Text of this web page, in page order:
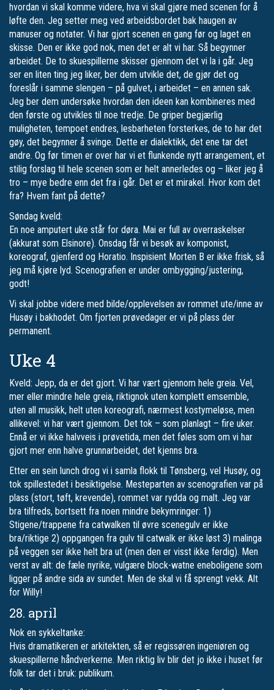
hvordan vi skal komme videre, hva vi skal gjøre med scenen for å
løfte den. Jeg setter meg ved arbeidsbordet bak haugen av
manuser og notater. Vi har gjort scenen en gang før og laget en
skisse. Den er ikke god nok, men det er alt vi har. Så begynner
arbeidet. De to skuespillerne skisser gjennom det vi la i går. Jeg
ser en liten ting jeg liker, ber dem utvikle det, de gjør det og
foreslår i samme slengen – på gulvet, i arbeidet – en annen sak.
Jeg ber dem undersøke hvordan den ideen kan kombineres med
den første og utvikles til noe tredje. De griper begjærlig
muligheten, tempoet endres, lesbarheten forsterkes, de to har det
gøy, det begynner å svinge. Dette er dialektikk, det ene tar det
andre. Og før timen er over har vi et flunkende nytt arrangement, et
stilig forslag til hele scenen som er helt annerledes og – liker jeg å
tro – mye bedre enn det fra i går. Det er et mirakel. Hvor kom det
fra? Hvem fant på dette?
Søndag kveld:
En noe amputert uke står for døra. Mai er full av overraskelser
(akkurat som Elsinore). Onsdag får vi besøk av komponist,
koreograf, gjenferd og Horatio. Inspisient Morten B er ikke frisk, så
jeg må kjøre lyd. Scenografien er under ombygging/justering,
godt!
Vi skal jobbe videre med bilde/opplevelsen av rommet ute/inne av
Husøy i bakhodet. Om fjorten prøvedager er vi på plass der
permanent.
Uke 4
Kveld: Jepp, da er det gjort. Vi har vært gjennom hele greia. Vel,
mer eller mindre hele greia, riktignok uten komplett emsemble,
uten all musikk, helt uten koreografi, nærmest kostymeløse, men
allikevel: vi har vært gjennom. Det tok – som planlagt – fire uker.
Ennå er vi ikke halvveis i prøvetida, men det føles som om vi har
gjort mer enn halve grunnarbeidet, det kjenns bra.
Etter en sein lunch drog vi i samla flokk til Tønsberg, vel Husøy, og
tok spillestedet i besiktigelse. Mesteparten av scenografien var på
plass (stort, tøft, krevende), rommet var rydda og malt. Jeg var
bra tilfreds, bortsett fra noen mindre bekymringer: 1)
Stigene/trappene fra catwalken til øvre scenegulv er ikke
bra/riktige 2) oppgangen fra gulv til catwalk er ikke løst 3) malinga
på veggen ser ikke helt bra ut (men den er visst ikke ferdig). Men
verst av alt: de fæle nyrike, vulgære block-watne eneboligene som
ligger på andre sida av sundet. Men de skal vi få sprengt vekk. Alt
for Willy!
28. april
Nok en sykkeltanke:
Hvis dramatikeren er arkitekten, så er regissøren ingeniøren og
skuespillerne håndverkerne. Men riktig liv blir det jo ikke i huset før
folk tar det i bruk: publikum.